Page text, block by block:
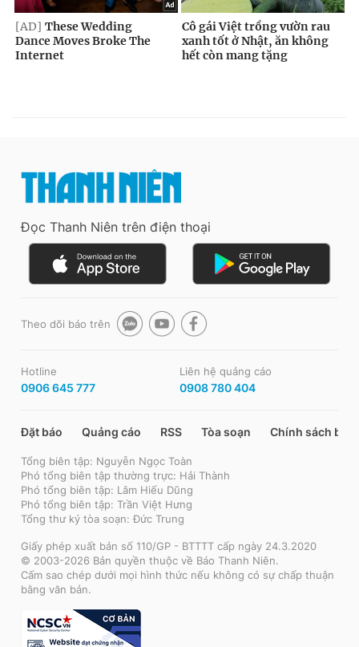
Đọc Thanh Niên trên điện thoại
Theo dõi báo trên
Hotline
0906 645 777
Liên hệ quảng cáo
0908 780 404
Đặt báo Quảng cáo RSS Tòa soạn Chính sách bảo
Tổng biên tập: Nguyễn Ngọc Toàn
Phó tổng biên tập thường trực: Hải Thành
Phó tổng biên tập: Lâm Hiếu Dũng
Phó tổng biên tập: Trần Việt Hưng
Tổng thư ký tòa soạn: Đức Trung
Giấy phép xuất bản số 110/GP - BTTTT cấp ngày 24.3.2020
© 2003-2026 Bản quyền thuộc về Báo Thanh Niên.
Cấm sao chép dưới mọi hình thức nếu không có sự chấp thuận
bằng văn bản.